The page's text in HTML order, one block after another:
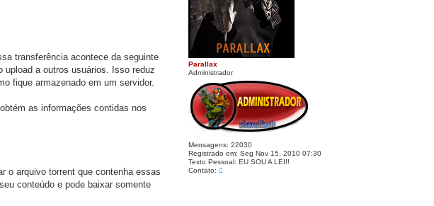
Parallax
Administrador
Mensagens: 22030
Registrado em: Seg Nov 15, 2010 07:30
Texto Pessoal: EU SOU A LEI!!
Contato:
C
transferência acontece da seguinte
a outros usuários. Isso reduz
fique armazenado em um servidor.
as informações contidas nos
o arquivo torrent que contenha essas
conteúdo e pode baixar somente